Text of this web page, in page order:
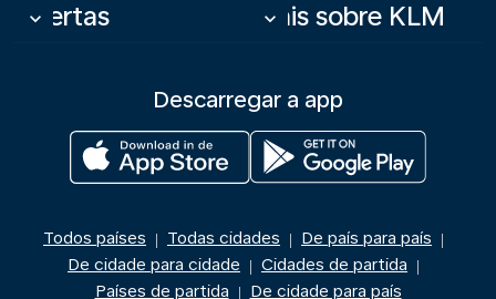
Ofertas
keyboard_arrow_down Mais sobre KLM
keyboard_arrow_down
Descarregar a app
Todos países | Todas cidades | De país para país |
De cidade para cidade | Cidades de partida |
Países de partida | De cidade para país